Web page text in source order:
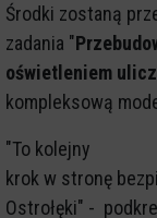
Środki zostaną
zadania "
oświetleniem
kompleksową
"To kolejny
krok w stronę
Ostrołęki" -